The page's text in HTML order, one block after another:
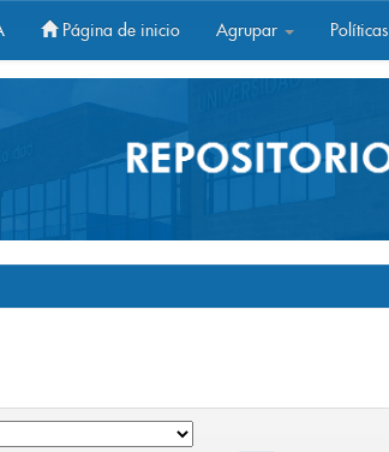
Página de inicio Agrupar Políticas